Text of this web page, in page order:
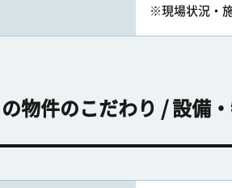
※現場状況・
の物件のこだわり / 設備